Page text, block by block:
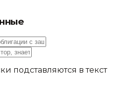
подставляются в текст